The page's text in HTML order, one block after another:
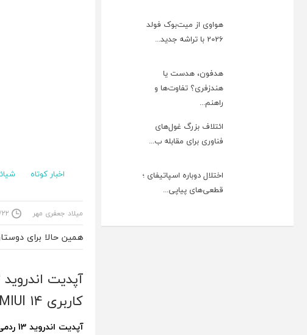
هواوی از میت‌بوک فولد
2026 با تراشه جدید...
هدفون، هدست یا
هندزفری؟ تفاوت‌ها و
راهنم...
ائتلاف بزرگ غول‌های
فناوری برای مقابله ب...
اختلال دوباره اسپاتیفای ؛
قطعی‌های پیاپی...
اخبار کوتاه
میلاد جعفری مهر
همین حالا برای
کاربری MIUI 14]
آپدیت اندروید 13 ردمی نوت 12 پرو 4G